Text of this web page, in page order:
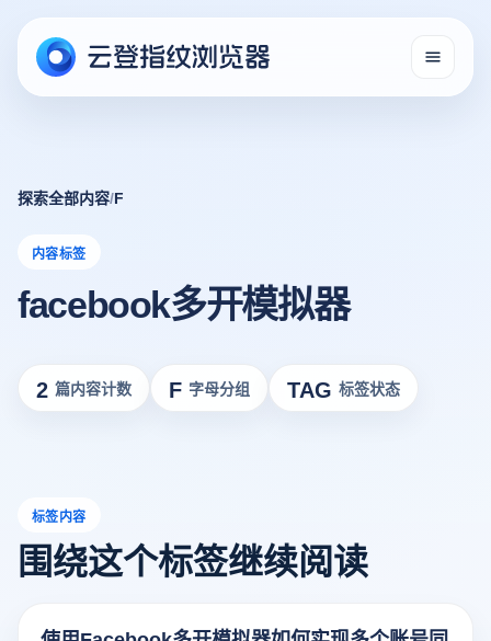
探索全部内容/F
内容标签
facebook多开模拟器
2 篇内容计数 F 字母分组 TAG 标签状态
标签内容
围绕这个标签继续阅读